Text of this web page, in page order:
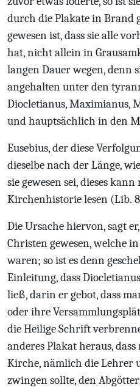
durch die Plakate in Brand
gewesen ist, dass sie alle
hat, nicht allein in
langen Dauer wegen, denn
angehalten unter den
Diocletianus, Maximianus,
und hauptsächlich in den
Eusebius, der diese
dieselbe nach der Länge,
sie gewesen sei, dieses
Kirchenhistorie lesen (Lib.
Die Ursache hiervon, sagt
Christen gewesen, welche
waren; so ist es denn
Einleitung, dass
ließ, darin er gebot, dass
oder ihre
die Heilige Schrift
anderes Plakat heraus,
Kirche, nämlich die Lehrer
zwingen sollte, den